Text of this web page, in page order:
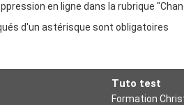
en ligne dans la rubrique
d'un astérisque sont obligatoires
Tuto test